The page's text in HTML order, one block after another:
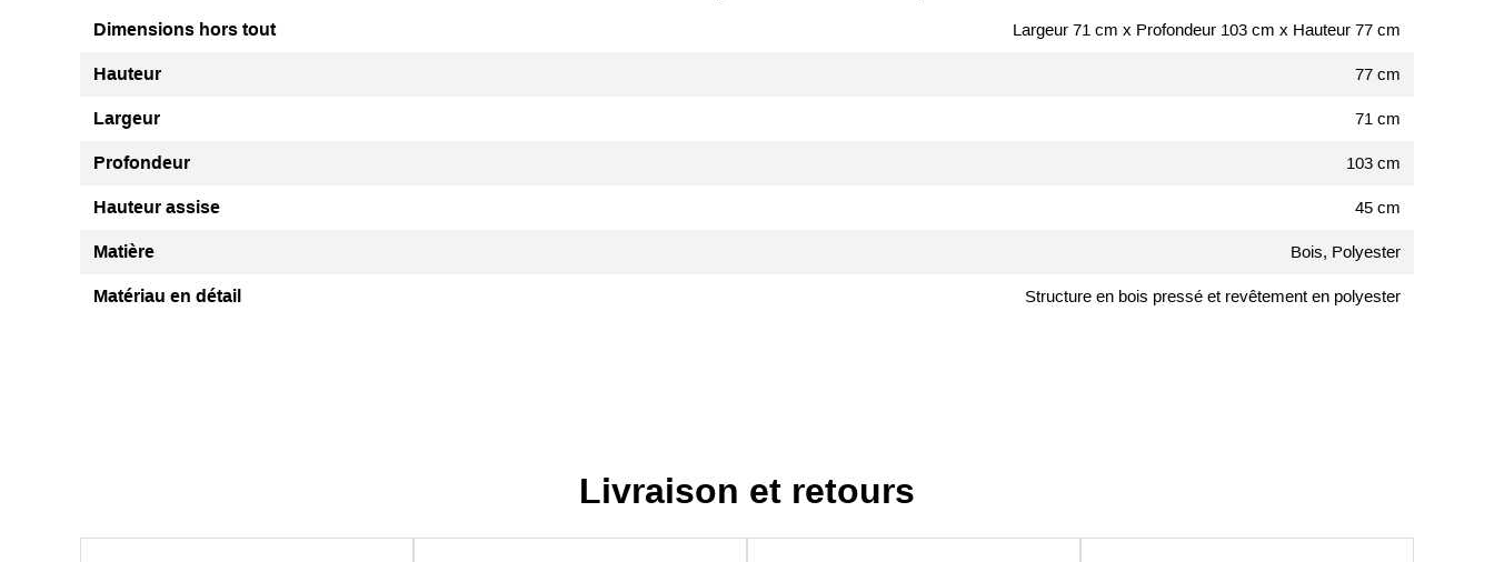
Dimensions hors tout Largeur 71 cm x Profondeur 103 cm x Hauteur 77 cm
Hauteur 77 cm
Largeur 71 cm
Profondeur 103 cm
Hauteur assise 45 cm
Matière Bois, Polyester
Matériau en détail Structure en bois pressé et revêtement en polyester
Livraison et retours